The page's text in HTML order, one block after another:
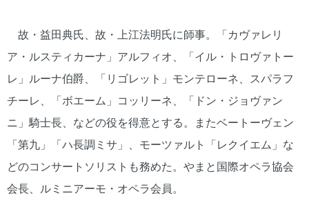
故・益田典氏、故・上江法明氏に師事。「カヴァレリ
ア・ルスティカーナ」アルフィオ、「イル・トロヴァトー
レ」ルーナ伯爵、「リゴレット」モンテローネ、スパラフ
チーレ、「ボエーム」コッリーネ、「ドン・ジョヴァン
ニ」騎士長、などの役を得意とする。またベートーヴェン
「第九」「ハ長調ミサ」、モーツァルト「レクイエム」な
どのコンサートソリストも務めた。やまと国際オペラ協会
会長、ルミニアーモ・オペラ会員。